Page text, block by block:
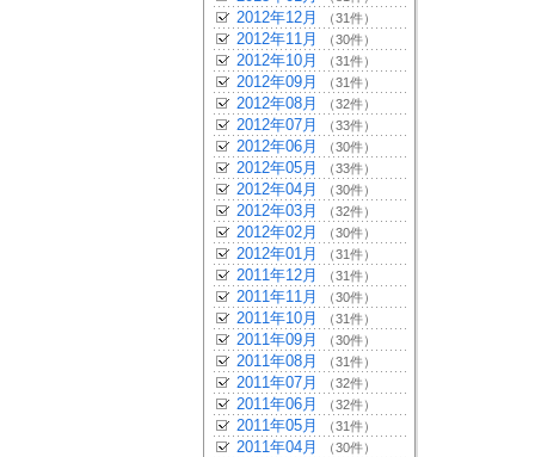
2012年12月 （31件）
2012年11月 （30件）
2012年10月 （31件）
2012年09月 （31件）
2012年08月 （32件）
2012年07月 （33件）
2012年06月 （30件）
2012年05月 （33件）
2012年04月 （30件）
2012年03月 （32件）
2012年02月 （30件）
2012年01月 （31件）
2011年12月 （31件）
2011年11月 （30件）
2011年10月 （31件）
2011年09月 （30件）
2011年08月 （31件）
2011年07月 （32件）
2011年06月 （32件）
2011年05月 （31件）
2011年04月 （30件）